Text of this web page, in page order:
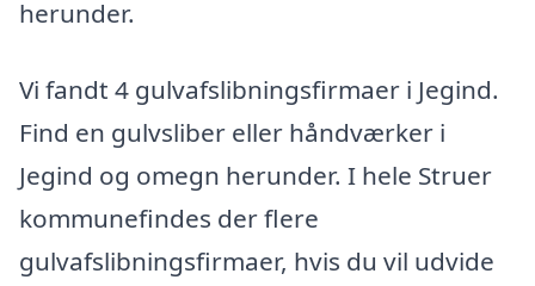
herunder.
Vi fandt 4 gulvafslibningsfirmaer i Jegind.
Find en gulvsliber eller håndværker i
Jegind og omegn herunder. I hele Struer
kommunefindes der flere
gulvafslibningsfirmaer, hvis du vil udvide